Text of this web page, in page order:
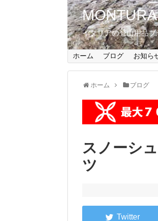
イタリアの登山用品
ホーム ブログ お知ら
ホーム ブログ
スノーシ
ツ